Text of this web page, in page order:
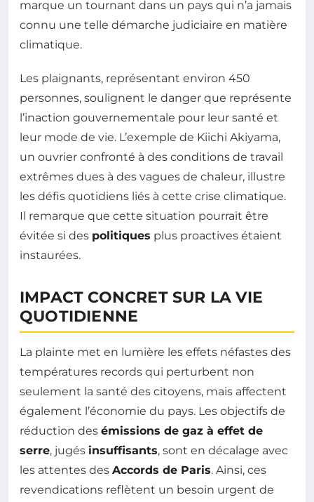
marque un tournant dans un pays qui n’a jamais
connu une telle démarche judiciaire en matière
climatique.
Les plaignants, représentant environ 450
personnes, soulignent le danger que représente
l’inaction gouvernementale pour leur santé et
leur mode de vie. L’exemple de Kiichi Akiyama,
un ouvrier confronté à des conditions de travail
extrêmes dues à des vagues de chaleur, illustre
les défis quotidiens liés à cette crise climatique.
Il remarque que cette situation pourrait être
évitée si des politiques plus proactives étaient
instaurées.
IMPACT CONCRET SUR LA VIE
QUOTIDIENNE
La plainte met en lumière les effets néfastes des
températures records qui perturbent non
seulement la santé des citoyens, mais affectent
également l’économie du pays. Les objectifs de
réduction des émissions de gaz à effet de
serre, jugés insuffisants, sont en décalage avec
les attentes des Accords de Paris. Ainsi, ces
revendications reflètent un besoin urgent de